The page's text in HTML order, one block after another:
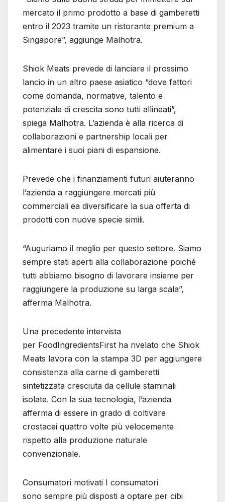
mercato il primo prodotto a base di gamberetti
entro il 2023 tramite un ristorante premium a
Singapore”, aggiunge Malhotra.
Shiok Meats prevede di lanciare il prossimo
lancio in un altro paese asiatico “dove fattori
come domanda, normative, talento e
potenziale di crescita sono tutti allineati”,
spiega Malhotra. L’azienda è alla ricerca di
collaborazioni e partnership locali per
alimentare i suoi piani di espansione.
Prevede che i finanziamenti futuri aiuteranno
l’azienda a raggiungere mercati più
commerciali ea diversificare la sua offerta di
prodotti con nuove specie simili.
“Auguriamo il meglio per questo settore. Siamo
sempre stati aperti alla collaborazione poiché
tutti abbiamo bisogno di lavorare insieme per
raggiungere la produzione su larga scala”,
afferma Malhotra.
Una precedente intervista
per FoodIngredientsFirst ha rivelato che Shiok
Meats lavora con la stampa 3D per aggiungere
consistenza alla carne di gamberetti
sintetizzata cresciuta da cellule staminali
isolate. Con la sua tecnologia, l’azienda
afferma di essere in grado di coltivare
crostacei quattro volte più velocemente
rispetto alla produzione naturale
convenzionale.
Consumatori motivati ​​I consumatori
sono sempre più disposti a optare per cibi